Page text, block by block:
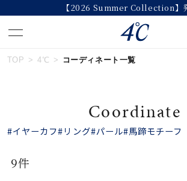
【2026 Summer Collection】
人気検索キーワード
#エタニティ
TOP 4℃ コーディネート一覧
Coordinate
#イヤーカフ#リング#パール#馬蹄モチーフ
9件